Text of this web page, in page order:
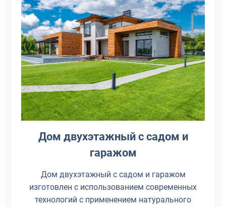
Дом двухэтажный с садом и
гаражом
Дом двухэтажный с садом и гаражом
изготовлен с использованием современных
технологий с применением натурального